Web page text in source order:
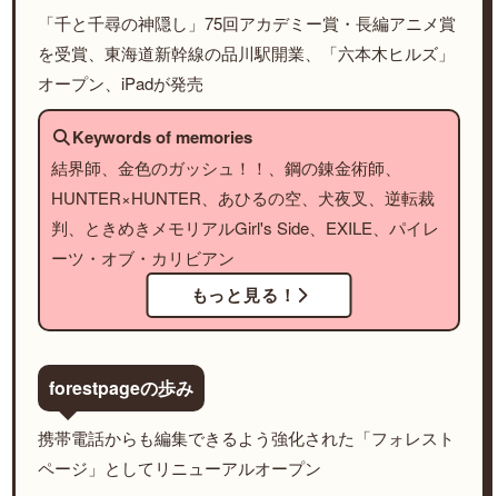
「千と千尋の神隠し」75回アカデミー賞・長編アニメ賞
を受賞、東海道新幹線の品川駅開業、「六本木ヒルズ」
オープン、iPadが発売
Keywords of memories
結界師、金色のガッシュ！！、鋼の錬金術師、
HUNTER×HUNTER、あひるの空、犬夜叉、逆転裁
判、ときめきメモリアルGirl's Side、EXILE、パイレ
ーツ・オブ・カリビアン
もっと見る！
forestpageの歩み
携帯電話からも編集できるよう強化された「フォレスト
ページ」としてリニューアルオープン